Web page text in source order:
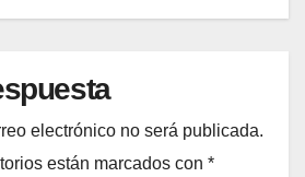
electrónico no será publicada.
están marcados con *